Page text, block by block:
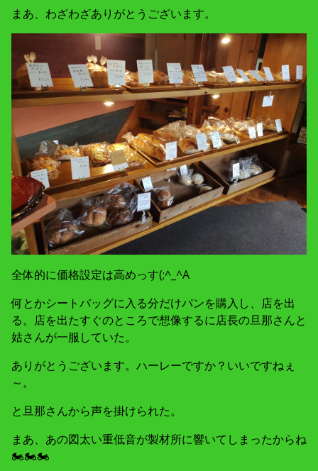
まあ、わざわざありがとうございます。
全体的に価格設定は高めっす(;^_^A
何とかシートバッグに入る分だけパンを購入し、店を出
る。店を出たすぐのところで想像するに店長の旦那さんと
姑さんが一服していた。
ありがとうございます。ハーレーですか？いいですねぇ
～。
と旦那さんから声を掛けられた。
まあ、あの図太い重低音が製材所に響いてしまったからね
🏍🏍🏍